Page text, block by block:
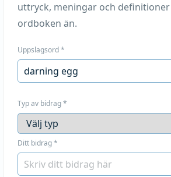
uttryck, meningar och
ordboken än.
Uppslagsord*
Typ av bidrag*
Ditt bidrag*